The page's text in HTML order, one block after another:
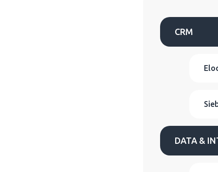
CRM
DATA &